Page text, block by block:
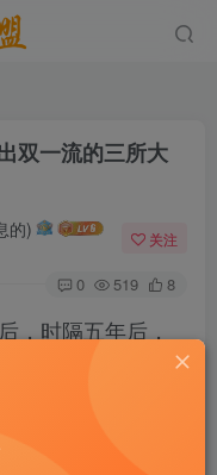
双一流的三所大
的) 关注
0 519 8
时隔五年后，
，新的双一流大学
名单也发生了变
增了几所大学？